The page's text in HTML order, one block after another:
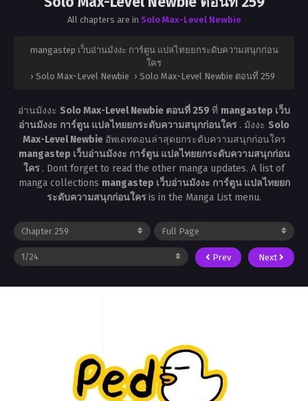
All chapters are in Solo Max-Level Newbie
mangastep เว็บอ่านมังงะ การ์ตูน แปลไทยยกระดับความสนุกก่อน
ใคร
› Solo Max-Level Newbie › Solo Max-Level Newbie ตอนที่ 259
อ่านมังงะ Solo Max-Level Newbie ตอนที่ 259 ที่ mangastep เว็บ
อ่านมังงะ การ์ตูน แปลไทยยกระดับความสนุกก่อนใคร . มังงะ Solo
Max-Level Newbie อัพเดทตอนล่าสุดยกระดับความสนุกก่อนใคร
mangastep เว็บอ่านมังงะ การ์ตูน แปลไทยยกระดับความสนุกก่อน
ใคร . Dont forget to read the other manga updates. A list of
manga collections mangastep เว็บอ่านมังงะ การ์ตูน แปลไทยยก
ระดับความสนุกก่อนใครis in the Manga List menu.
Prev Next